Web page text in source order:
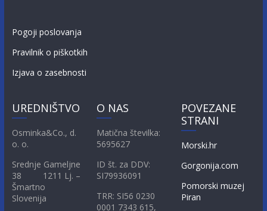
Pogoji poslovanja
Pravilnik o piškotkih
Izjava o zasebnosti
UREDNIŠTVO
Osminka&Co., d.
o. o.
Srednje Gameljne
38 1211 Lj. –
Šmartno
Slovenija
O NAS
Matična številka:
5695627
ID št. za DDV:
SI79936091
TRR: SI56 0230
0001 7343 615,
POVEZANE
STRANI
Morski.hr
Gorgonija.com
Pomorski muzej
Piran